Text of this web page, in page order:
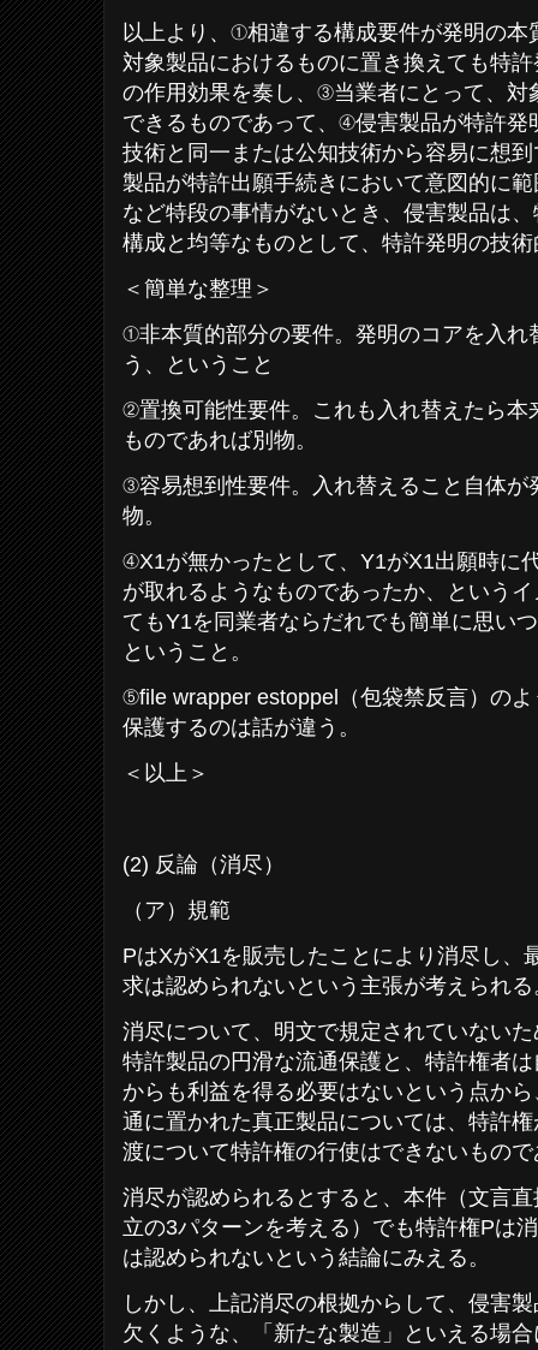
以上より、①相違する構成要件が発明の
対象製品におけるものに置き換えても特
の作用効果を奏し、③当業者にとって、対
できるものであって、④侵害製品が特許発
技術と同一または公知技術から容易に想
製品が特許出願手続きにおいて意図的に
など特段の事情がないとき、侵害製品は
構成と均等なものとして、特許発明の技
＜簡単な整理＞
①非本質的部分の要件。発明のコアを入れ
う、ということ
②置換可能性要件。これも入れ替えたら本
ものであれば別物。
③容易想到性要件。入れ替えること自体が
物。
④X1が無かったとして、Y1がX1出願時に
が取れるようなものであったか、という
てもY1を同業者ならだれでも簡単に思い
ということ。
⑤file wrapper estoppel（包袋禁反言）の
保護するのは話が違う。
＜以上＞
(2) 反論（消尽）
（ア）規範
PはXがX1を販売したことにより消尽し、
求は認められないという主張が考えられる
消尽について、明文で規定されていない
特許製品の円滑な流通保護と、特許権者
からも利益を得る必要はないという点か
通に置かれた真正製品については、特許
渡について特許権の行使はできないもの
消尽が認められるとすると、本件（文言
立の3パターンを考える）でも特許権Pは
は認められないという結論にみえる。
しかし、上記消尽の根拠からして、侵害
欠くような、「新たな製造」といえる場